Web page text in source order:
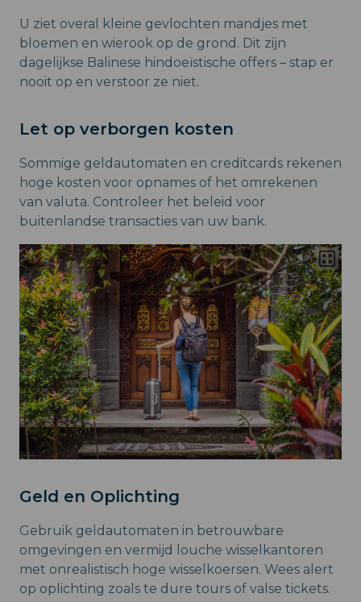
U ziet overal kleine gevlochten mandjes met
bloemen en wierook op de grond. Dit zijn
dagelijkse Balinese hindoeïstische offers – stap er
nooit op en verstoor ze niet.
Let op verborgen kosten
Sommige geldautomaten en creditcards rekenen
hoge kosten voor opnames of het omrekenen
van valuta. Controleer het beleid voor
buitenlandse transacties van uw bank.
Geld en Oplichting
Gebruik geldautomaten in betrouwbare
omgevingen en vermijd louche wisselkantoren
met onrealistisch hoge wisselkoersen. Wees alert
op oplichting zoals te dure tours of valse tickets.